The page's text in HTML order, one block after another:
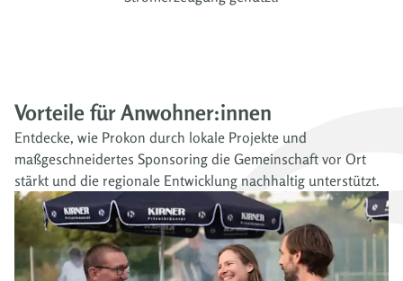
Vorteile für Anwohner:innen
Entdecke, wie Prokon durch lokale Projekte und
maßgeschneidertes Sponsoring die Gemeinschaft vor Ort
stärkt und die regionale Entwicklung nachhaltig unterstützt.